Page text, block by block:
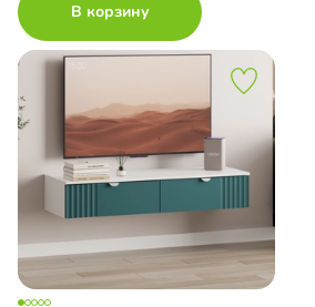
В корзину